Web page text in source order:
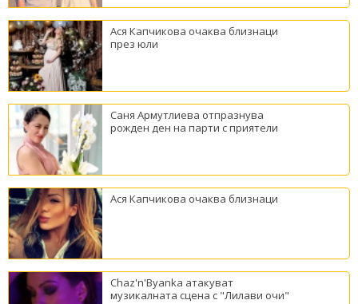
Ася Капчикова очаква близнаци
през юли
Саня Армутлиева отпразнува
рожден ден на парти с приятели
Ася Капчикова очаква близнаци
Chaz'n'Byanka атакуват
музикалната сцена с "Лилави очи"